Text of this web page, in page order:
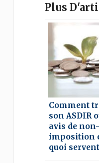
Plus
Comment
son ASDIR
avis de non-
imposition
quoi